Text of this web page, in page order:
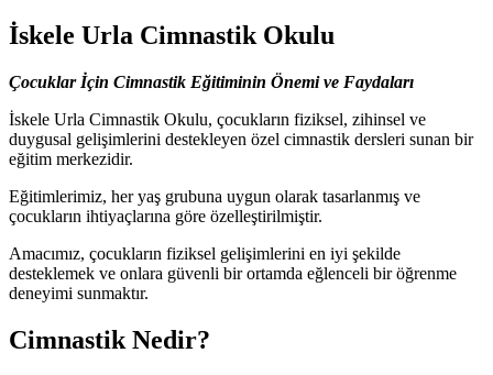
İskele Urla Cimnastik Okulu
Çocuklar İçin Cimnastik Eğitiminin Önemi ve Faydaları
İskele Urla Cimnastik Okulu, çocukların fiziksel, zihinsel ve
duygusal gelişimlerini destekleyen özel cimnastik dersleri sunan bir
eğitim merkezidir.
Eğitimlerimiz, her yaş grubuna uygun olarak tasarlanmış ve
çocukların ihtiyaçlarına göre özelleştirilmiştir.
Amacımız, çocukların fiziksel gelişimlerini en iyi şekilde
desteklemek ve onlara güvenli bir ortamda eğlenceli bir öğrenme
deneyimi sunmaktır.
Cimnastik Nedir?